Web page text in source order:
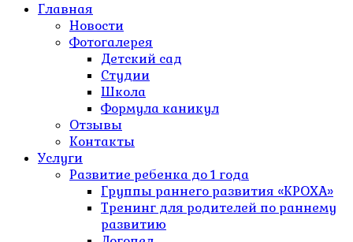
Главная
Новости
Фотогалерея
Детский сад
Студии
Школа
Формула каникул
Отзывы
Контакты
Услуги
Развитие ребенка до 1 года
Группы раннего развития «КРОХА»
Тренинг для родителей по раннему
развитию